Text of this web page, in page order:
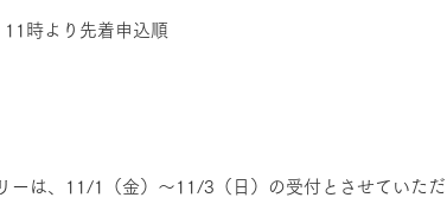
金）11時より先着申込順
ーは、11/1（金）〜11/3（日）の受付とさせていただ